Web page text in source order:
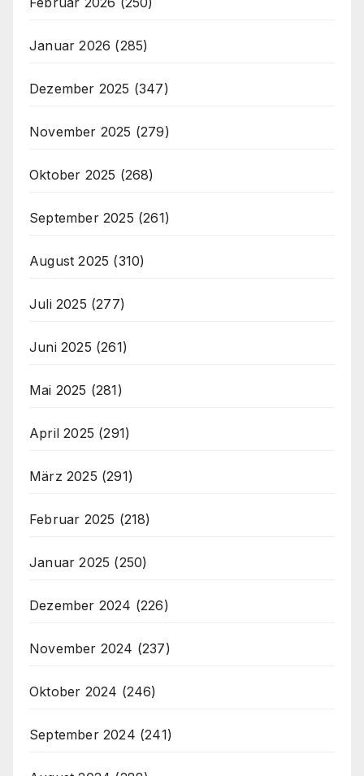
Januar 2026 (285)
Dezember 2025 (347)
November 2025 (279)
Oktober 2025 (268)
September 2025 (261)
August 2025 (310)
Juli 2025 (277)
Juni 2025 (261)
Mai 2025 (281)
April 2025 (291)
März 2025 (291)
Februar 2025 (218)
Januar 2025 (250)
Dezember 2024 (226)
November 2024 (237)
Oktober 2024 (246)
September 2024 (241)